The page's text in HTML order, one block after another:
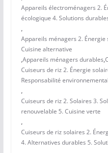
Appareils électroménagers 2.
écologique 4. Solutions
,
Appareils ménagers 2.
Cuisine alternative
,Appareils ménagers durables,
Cuiseurs de riz 2. Énergie
Responsabilité
,
Cuiseurs de riz 2. Solaires 3.
renouvelable 5. Cuisine verte
,
Cuiseurs de riz solaires 2.
4. Alternatives durables 5.